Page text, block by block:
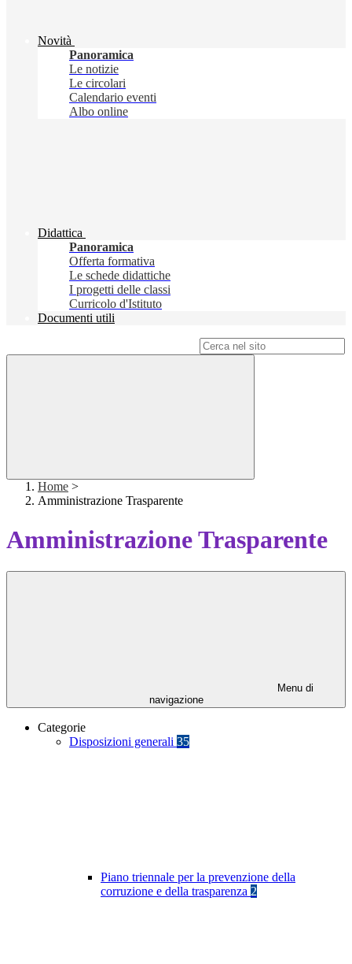
Novità
Panoramica
Le notizie
Le circolari
Calendario eventi
Albo online
Didattica
Panoramica
Offerta formativa
Le schede didattiche
I progetti delle classi
Curricolo d'Istituto
Documenti utili
Home >
Amministrazione Trasparente
Amministrazione Trasparente
Menu di
navigazione
Categorie
Disposizioni generali 35
Piano triennale per la prevenzione della
corruzione e della trasparenza 2